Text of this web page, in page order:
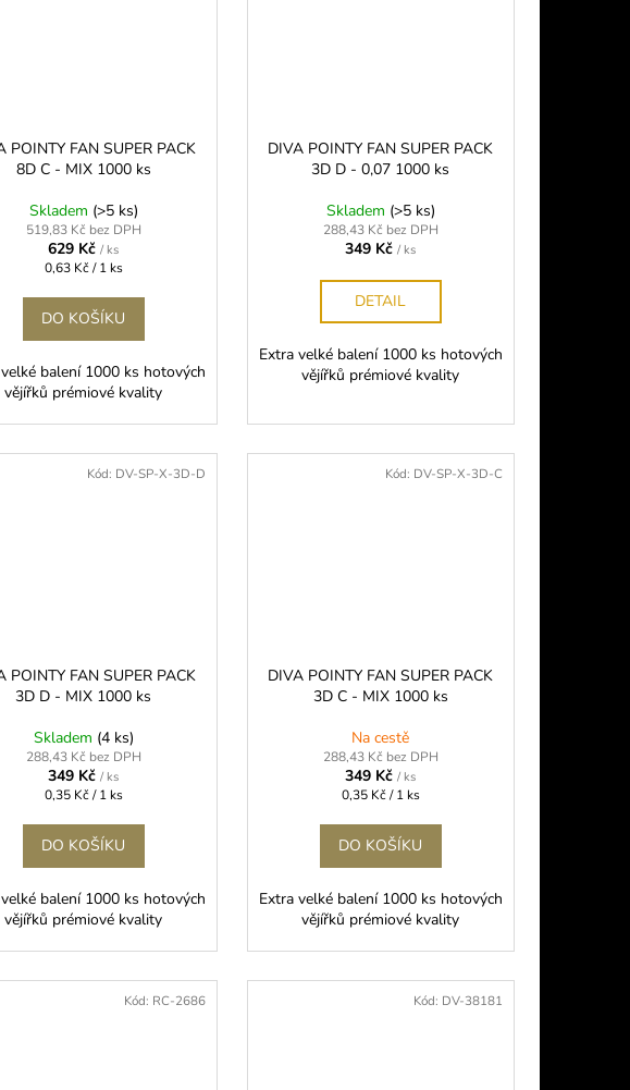
POINTY FAN SUPER PACK
8D C - MIX 1000 ks
Skladem (>5 ks)
519,83 Kč bez DPH
629 Kč/ ks
Měrná
0,63 Kč / 1 ks
DO KOŠÍKU
balení 1000 ks hotových
vějířků prémiové kvality
DIVA POINTY FAN SUPER PACK
3D D - 0,07 1000 ks
Skladem (>5 ks)
288,43 Kč bez DPH
349 Kč/ ks
DETAIL
Extra velké balení 1000 ks hotových
vějířků prémiové kvality
POINTY FAN SUPER PACK
3D D - MIX 1000 ks
Skladem (4 ks)
288,43 Kč bez DPH
349 Kč/ ks
Měrná
0,35 Kč / 1 ks
DO KOŠÍKU
balení 1000 ks hotových
vějířků prémiové kvality
Kód: DV-SP-X-3D-D
DIVA POINTY FAN SUPER PACK
3D C - MIX 1000 ks
Na cestě
288,43 Kč bez DPH
349 Kč/ ks
Měrná
0,35 Kč / 1 ks
DO KOŠÍKU
Extra velké balení 1000 ks hotových
vějířků prémiové kvality
Kód: DV-SP-X-3D-C
Kód: RC-2686 Kód: DV-38181